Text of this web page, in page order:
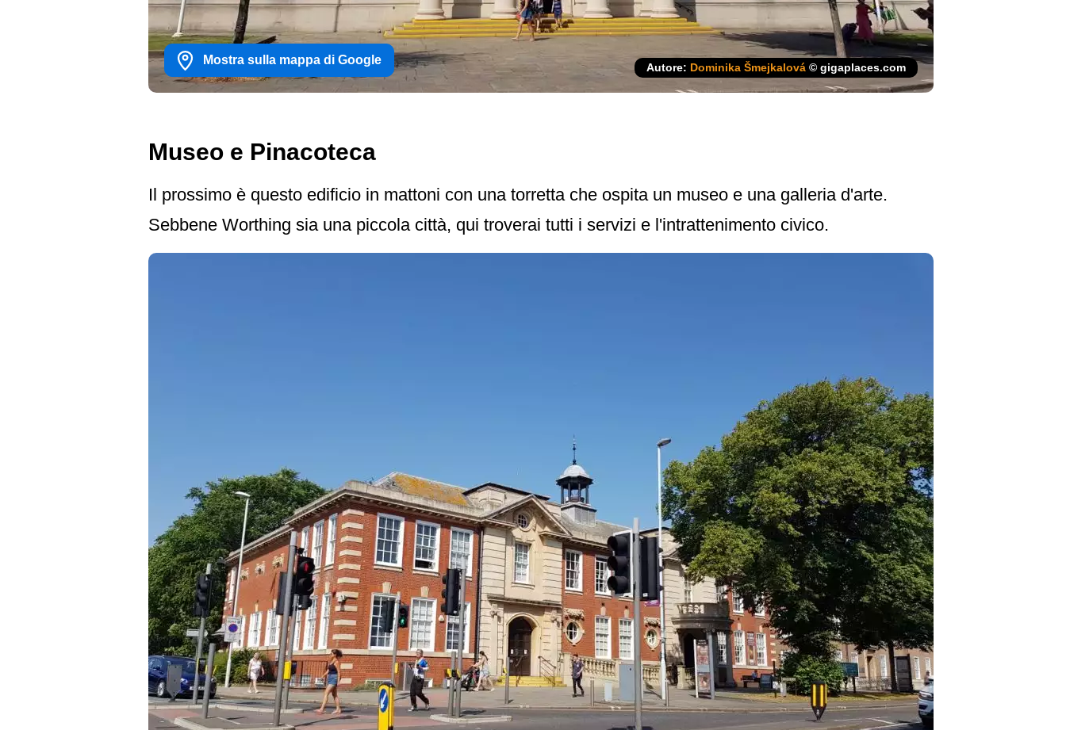
Mostra sulla mappa di Google
Autore: Dominika Šmejkalová © gigaplaces.com
Museo e Pinacoteca
Il prossimo è questo edificio in mattoni con una torretta che ospita un museo e una galleria d'arte.
Sebbene Worthing sia una piccola città, qui troverai tutti i servizi e l'intrattenimento civico.